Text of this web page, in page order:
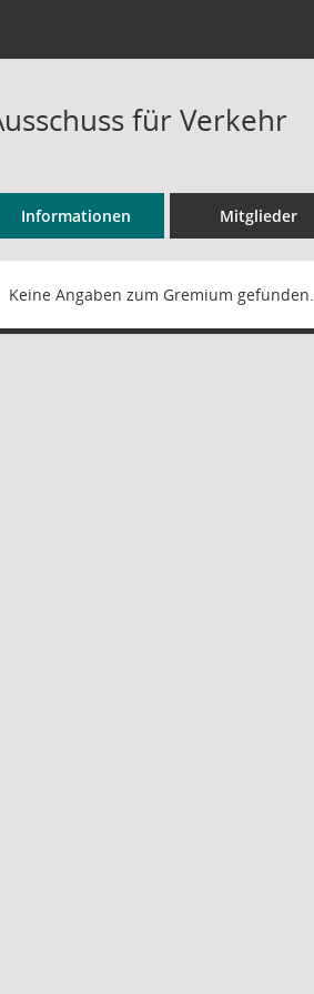
für Verkehr
Informationen Mitglieder
Keine Angaben zum Gremium gefunden.